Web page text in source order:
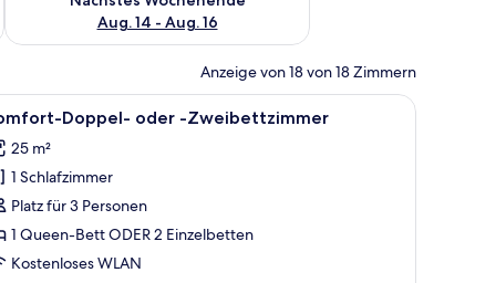
Aug. 14 - Aug. 16
Anzeige von 18 von 18 Zimmern
montierten Regal.
zwei gelben Stühlen und einer Holzwand.Ein Hotelzimmer mit einem großen Bett,
11 Doppel- oder -Zweibettzimmer
25 m²
1 Schlafzimmer
Platz für 3 Personen
1 Queen-Bett ODER 2 Einzelbetten
Kostenloses WLAN